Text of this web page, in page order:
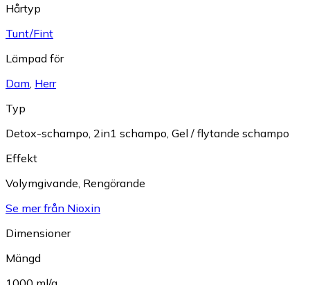
Hårtyp
Tunt/Fint
Lämpad för
Dam, Herr
Typ
Detox-schampo, 2in1 schampo, Gel / flytande schampo
Effekt
Volymgivande, Rengörande
Se mer från Nioxin
Dimensioner
Mängd